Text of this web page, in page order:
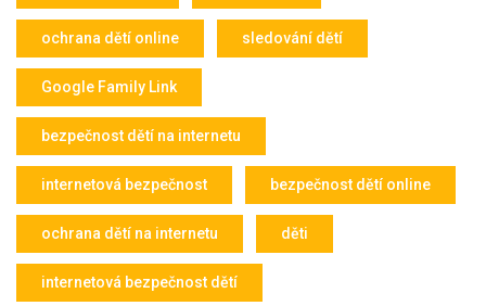
ochrana dětí online sledování dětí
Google Family Link
bezpečnost dětí na internetu
internetová bezpečnost bezpečnost dětí online
ochrana dětí na internetu děti
internetová bezpečnost dětí